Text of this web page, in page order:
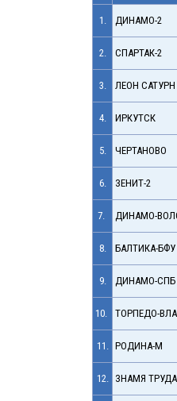
1. ДИНАМО-2
2. СПАРТАК-2
3. ЛЕОН САТУРН
4. ИРКУТСК
5. ЧЕРТАНОВО
6. ЗЕНИТ-2
7. ДИНАМО-
8. БАЛТИКА-БФУ
9. ДИНАМО-СПБ
10. ТОРПЕДО-
11. РОДИНА-М
12. ЗНАМЯ ТРУДА